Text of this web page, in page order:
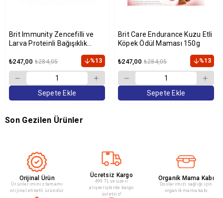
Brit Immunity Zencefilli ve
Larva Proteinli Bağışıklık
gr
₺247,00 ₺284,05 %13
Sepete Ekle
Brit Care Endurance Kuzu Etli
Köpek Ödül Maması 150g
₺247,00 ₺284,05 %13
Sepete Ekle
Son Gezilen Ürünler
Orijinal Ürün
Ürünleriminiz tamamı
orijinal etiketli üründür
Ücretsiz Kargo
499 TL ve üzeri
alışverişlerde kargo
ücretsiz!
Organik Mama Kabı
Doslarımızı sağlığı için
organik mama kabı